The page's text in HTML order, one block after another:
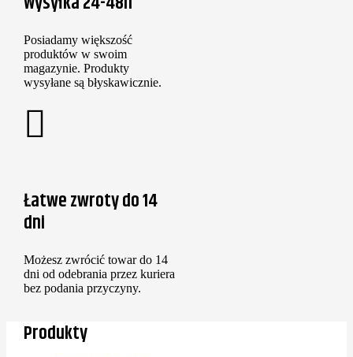
Posiadamy większość
produktów w swoim
magazynie. Produkty
wysyłane są błyskawicznie.
Łatwe zwroty do 14
dni
Możesz zwrócić towar do 14
dni od odebrania przez kuriera
bez podania przyczyny.
Produkty